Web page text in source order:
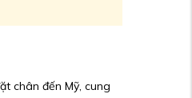
chân đến Mỹ, cung